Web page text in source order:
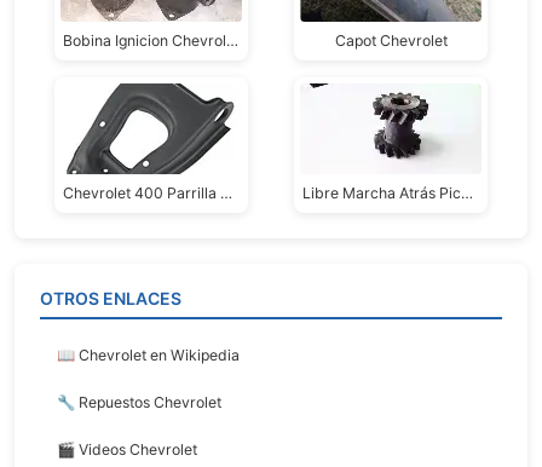
Bobina Ignicion Chevrolet 25/6/7 Capot Chevrolet
Chevrolet 400 Parrilla Superior Libre Marcha Atrás Pick-up Chevrolet Apache
OTROS ENLACES
📖 Chevrolet en Wikipedia
🔧 Repuestos Chevrolet
🎬 Videos Chevrolet